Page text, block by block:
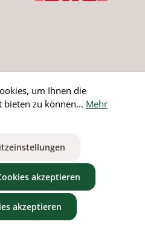
widerrufen
Nicht EU-Länder
um Ihnen die
zu können... Mehr
akzeptieren
akzeptieren